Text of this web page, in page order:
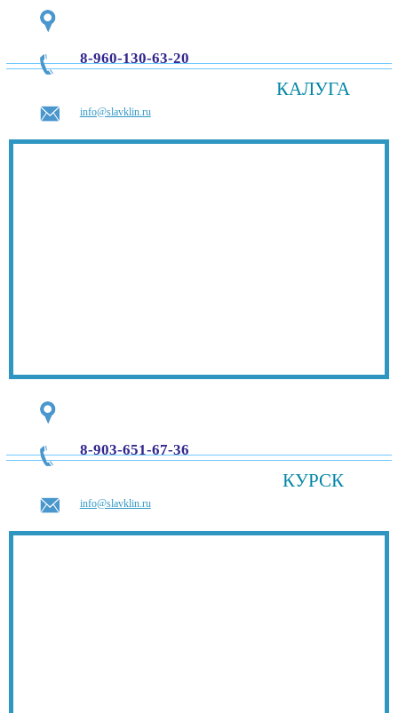
8-960-130-63-20
info@slavklin.ru
КАЛУГА
8-903-651-67-36
info@slavklin.ru
КУРСК